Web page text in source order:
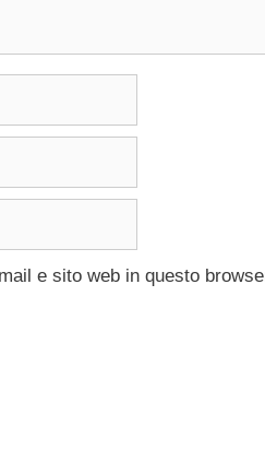
e sito web in questo